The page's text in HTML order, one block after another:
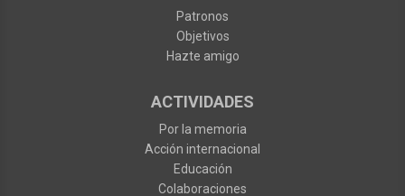
Patronos
Objetivos
Hazte amigo
ACTIVIDADES
Por la memoria
Acción internacional
Educación
Colaboraciones